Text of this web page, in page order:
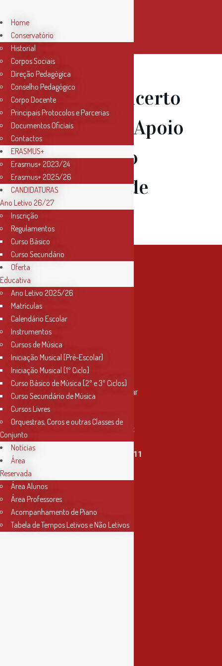
25 Mar
Concerto
Solidário – Apoio
à população
ribeirinha de
Santarém
Contactos
Rua Miguel Bombarda, nº 4, 1º andar
2000-080 Santarém
info@conservatoriosantarem.pt
T. (+351) 915 335 478 / 913 890 411
Horário Secretaria
2ª, 3ª, 5ª e 6ª feira
das 9h às 17h30
4ª feira
Home
Conservatório
Historial
Corpos Sociais
Direção Pedagógica
Conselho Pedagógico
Corpo Docente
Principais Protocolos e Parcerias
Documentos Oficiais
Contactos
ERASMUS+
Erasmus+ 2023/24
Erasmus+ 2025/26
CANDIDATURAS
Ano Letivo 26/27
Inscrição
Regulamentos
Curso Básico
Curso Secundário
Oferta
Educativa
Ano Letivo 2025/26
Matrículas
Calendário Escolar
Instrumentos
Cursos de Música
Iniciação Musical [Pré-Escolar]
Iniciação Musical [1º Ciclo]
Curso Básico de Música [2º e 3º Ciclos]
Curso Secundário de Música
Cursos Livres
Orquestras, Coros e outras Classes de
Conjunto
Notícias
Área
Reservada
Área Alunos
Área Professores
Acompanhamento de Piano
Tabela de Tempos Letivos e Não Letivos